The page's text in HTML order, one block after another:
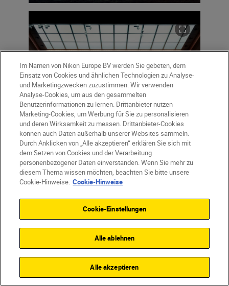
Im Namen von Nikon Europe BV werden Sie gebeten, dem
Einsatz von Cookies und ähnlichen Technologien zu Analyse-
und Marketingzwecken zuzustimmen. Wir verwenden
Analyse-Cookies, um aus den gesammelten
Benutzerinformationen zu lernen. Drittanbieter nutzen
Marketing-Cookies, um Werbung für Sie zu personalisieren
und deren Wirksamkeit zu messen. Drittanbieter-Cookies
können auch Daten außerhalb unserer Websites sammeln.
Durch Anklicken von „Alle akzeptieren“ erklären Sie sich mit
dem Setzen von Cookies und der Verarbeitung
personenbezogener Daten einverstanden. Wenn Sie mehr zu
diesem Thema wissen möchten, beachten Sie bitte unsere
Cookie-Hinweise. Cookie-Hinweise
Cookie-Einstellungen
Alle ablehnen
Alle akzeptieren